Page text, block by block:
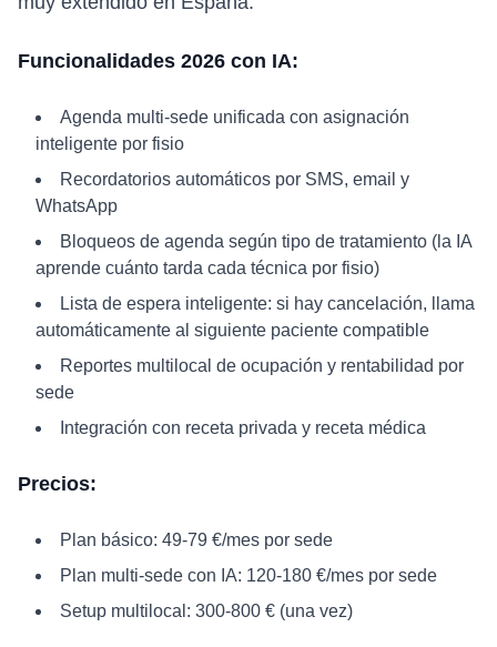
Funcionalidades 2026 con IA:
Agenda multi-sede unificada con asignación
inteligente por fisio
Recordatorios automáticos por SMS, email y
WhatsApp
Bloqueos de agenda según tipo de tratamiento (la IA
aprende cuánto tarda cada técnica por fisio)
Lista de espera inteligente: si hay cancelación, llama
automáticamente al siguiente paciente compatible
Reportes multilocal de ocupación y rentabilidad por
sede
Integración con receta privada y receta médica
Precios:
Plan básico: 49-79 €/mes por sede
Plan multi-sede con IA: 120-180 €/mes por sede
Setup multilocal: 300-800 € (una vez)